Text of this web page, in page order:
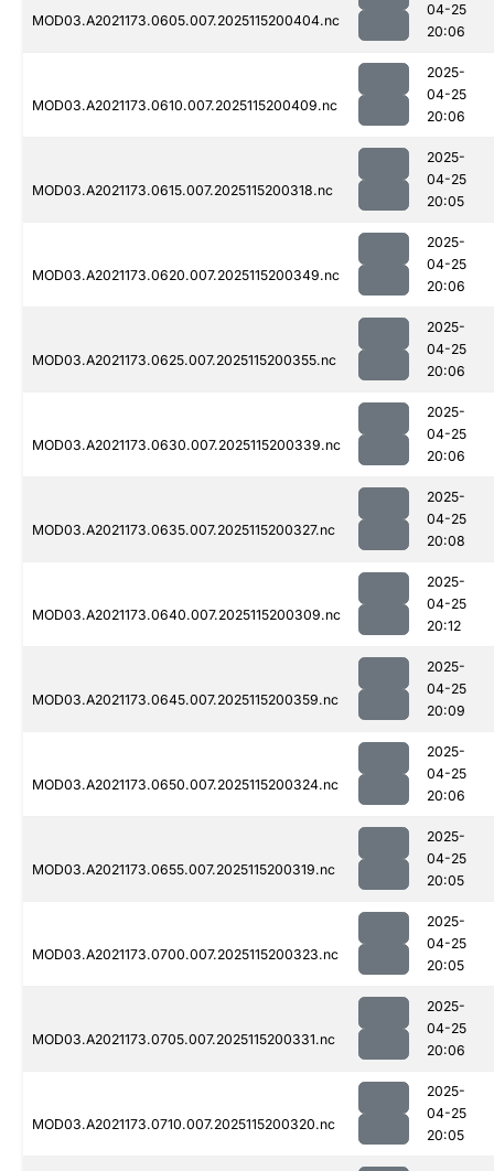
MOD03.A2021173.0605.007.2025115200404.nc
04-25
20:06
MOD03.A2021173.0610.007.2025115200409.nc
2025-
04-25
20:06
MOD03.A2021173.0615.007.2025115200318.nc
2025-
04-25
20:05
MOD03.A2021173.0620.007.2025115200349.nc
2025-
04-25
20:06
MOD03.A2021173.0625.007.2025115200355.nc
2025-
04-25
20:06
MOD03.A2021173.0630.007.2025115200339.nc
2025-
04-25
20:06
MOD03.A2021173.0635.007.2025115200327.nc
2025-
04-25
20:08
MOD03.A2021173.0640.007.2025115200309.nc
2025-
04-25
20:12
MOD03.A2021173.0645.007.2025115200359.nc
2025-
04-25
20:09
MOD03.A2021173.0650.007.2025115200324.nc
2025-
04-25
20:06
MOD03.A2021173.0655.007.2025115200319.nc
2025-
04-25
20:05
MOD03.A2021173.0700.007.2025115200323.nc
2025-
04-25
20:05
MOD03.A2021173.0705.007.2025115200331.nc
2025-
04-25
20:06
MOD03.A2021173.0710.007.2025115200320.nc
2025-
04-25
20:05